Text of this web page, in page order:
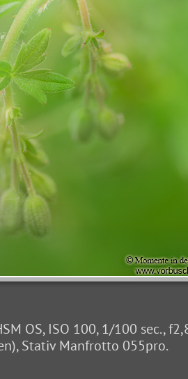
OS, ISO 100, 1/100 sec.,
Stativ Manfrotto 055pro.